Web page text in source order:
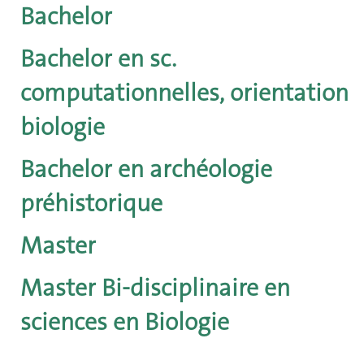
Bachelor
Bachelor en sc.
computationnelles, orientation
biologie
Bachelor en archéologie
préhistorique
Master
Master Bi-disciplinaire en
sciences en Biologie